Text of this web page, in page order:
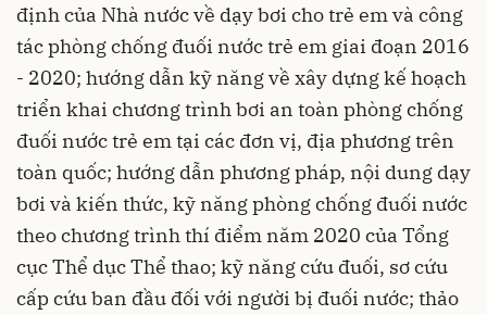
định của Nhà nước về dạy bơi cho trẻ em và công
tác phòng chống đuối nước trẻ em giai đoạn 2016
- 2020; hướng dẫn kỹ năng về xây dựng kế hoạch
triển khai chương trình bơi an toàn phòng chống
đuối nước trẻ em tại các đơn vị, địa phương trên
toàn quốc; hướng dẫn phương pháp, nội dung dạy
bơi và kiến thức, kỹ năng phòng chống đuối nước
theo chương trình thí điểm năm 2020 của Tổng
cục Thể dục Thể thao; kỹ năng cứu đuối, sơ cứu
cấp cứu ban đầu đối với người bị đuối nước; thảo